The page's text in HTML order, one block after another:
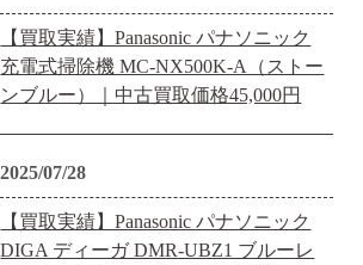
【買取実績】Panasonic パナソニック
充電式掃除機 MC-NX500K-A（ストー
ンブルー）｜中古買取価格45,000円
2025/07/28
【買取実績】Panasonic パナソニック
DIGA ディーガ DMR-UBZ1 ブルーレ